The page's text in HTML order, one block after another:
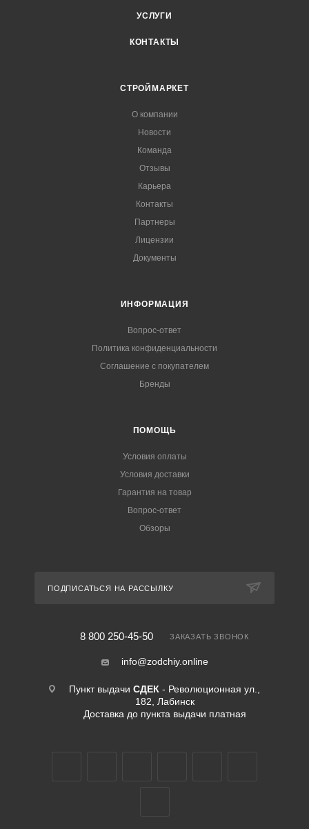
УСЛУГИ
КОНТАКТЫ
СТРОЙМАРКЕТ
О компании
Новости
Команда
Отзывы
Карьера
Контакты
Партнеры
Лицензии
Документы
ИНФОРМАЦИЯ
Вопрос-ответ
Политика конфиденциальности
Соглашение с покупателем
Бренды
ПОМОЩЬ
Условия оплаты
Условия доставки
Гарантия на товар
Вопрос-ответ
Обзоры
ПОДПИСАТЬСЯ НА РАССЫЛКУ
8 800 250-45-50 ЗАКАЗАТЬ ЗВОНОК
info@zodchiy.online
Пункт выдачи СДЕК - Революционная ул.,
182, Лабинск
Доставка до пункта выдачи платная